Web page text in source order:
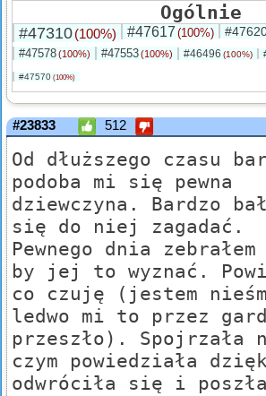
Ogólnie
#47310(100%) #47617 (100%)
#47578(100%) #47553(100%) #46496 (100%)
#47570 (100%)
#23833 512
Od dłuższego czasu
podoba mi się pewna
dziewczyna. Bardzo
się do niej zagadać.
Pewnego dnia
by jej to wyznać.
co czuję (jestem
ledwo mi to przez
przeszło). Spojrzała
czym powiedziała
odwróciła się i